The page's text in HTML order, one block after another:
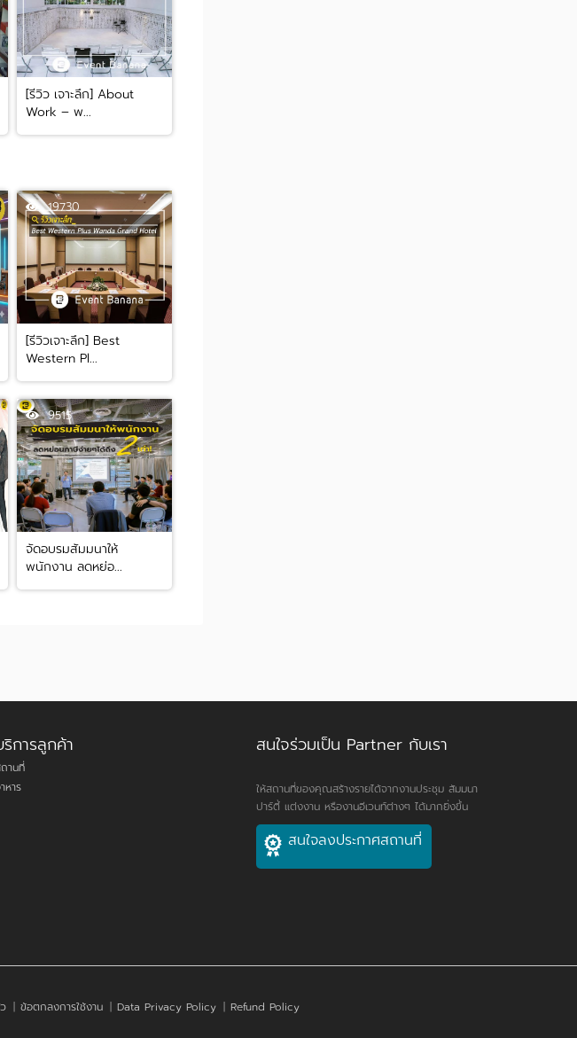
[รีวิว เจาะลึก] About
Work – พ...
19730
[รีวิวเจาะลึก] Best
Western Pl...
9515
จัดอบรมสัมมนาให้
พนักงาน ลดหย่อ...
การลูกค้า
านที่
หาร
สนใจร่วมเป็น Partner กับเรา
ให้สถานที่ของคุณสร้างรายได้จากงานประชุม สัมมนา
ปาร์ตี้ แต่งงาน หรืองานอีเวนท์ต่างๆ ได้มากยิ่งขึ้น
สนใจลงประกาศสถานที่
| ข้อตกลงการใช้งาน | Data Privacy Policy | Refund Policy